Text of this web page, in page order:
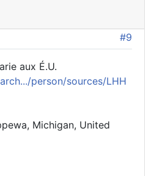
#9
aux É.U.
person/sources/LHH
Michigan, United